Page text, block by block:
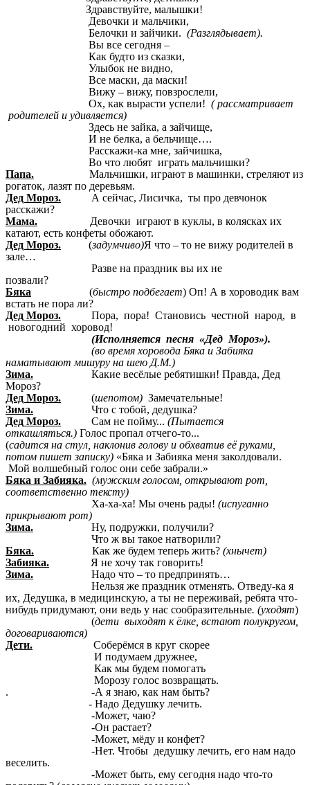
Здравствуйте, малышки!
Девочки и мальчики,
Белочки и зайчики. (Разглядывает).
Вы все сегодня –
Как будто из сказки,
Улыбок не видно,
Все маски, да маски!
Вижу – вижу, повзрослели,
Ох, как вырасти успели! ( рассматривает
родителей и удивляется)
Здесь не зайка, а зайчище,
И не белка, а бельчище….
Расскажи-ка мне, зайчишка,
Во что любят играть мальчишки?
Папа. Мальчишки, играют в машинки, стреляют из
рогаток, лазят по деревьям.
Дед Мороз. А сейчас, Лисичка, ты про девчонок
расскажи?
Мама. Девочки играют в куклы, в колясках их
катают, есть конфеты обожают.
Дед Мороз. (задумчиво)Я что – то не вижу родителей в
зале…
Разве на праздник вы их не
позвали?
Бяка (быстро подбегает) Оп! А в хороводик вам
встать не пора ли?
Дед Мороз. Пора, пора! Становись честной народ, в
новогодний хоровод!
(Исполняется песня «Дед Мороз»).
(во время хоровода Бяка и Забияка
наматывают мишуру на шею Д.М.)
Зима. Какие весёлые ребятишки! Правда, Дед
Мороз?
Дед Мороз. (шепотом) Замечательные!
Зима. Что с тобой, дедушка?
Дед Мороз. Сам не пойму... (Пытается
откашляться.) Голос пропал отчего-то...
(садится на стул, наклонив голову и обхватив её руками,
потом пишет записку) «Бяка и Забияка меня заколдовали.
Мой волшебный голос они себе забрали.»
Бяка и Забияка. (мужским голосом, открывают рот,
соответственно тексту)
Ха-ха-ха! Мы очень рады! (испуганно
прикрывают рот)
Зима. Ну, подружки, получили?
Что ж вы такое натворили?
Бяка. Как же будем теперь жить? (хнычет)
Забияка. Я не хочу так говорить!
Зима. Надо что – то предпринять…
Нельзя же праздник отменять. Отведу-ка я
их, Дедушка, в медицинскую, а ты не переживай, ребята что-
нибудь придумают, они ведь у нас сообразительные. (уходят)
(дети выходят к ёлке, встают полукругом,
договариваются)
Дети. Соберёмся в круг скорее
И подумаем дружнее,
Как мы будем помогать
Морозу голос возвращать.
. -А я знаю, как нам быть?
- Надо Дедушку лечить.
-Может, чаю?
-Он растает?
-Может, мёду и конфет?
-Нет. Чтобы дедушку лечить, его нам надо
веселить.
-Может быть, ему сегодня надо что-то